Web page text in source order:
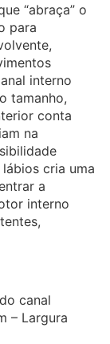
“abraça” o
para
interno
tamanho,
conta
na
cria uma
a
interno
canal
– Largura